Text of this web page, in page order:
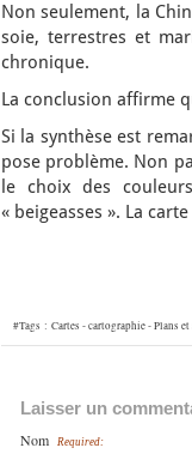
Non seulement, la
soie, terrestres et
chronique.
La conclusion affirme
Si la synthèse est
pose problème. Non
le choix des
« beigeasses ». La
#Tags : Cartes - cartographie - Plans et
Laisser un
Nom Required: